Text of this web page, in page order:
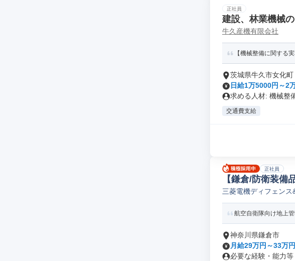
正社員
建設、林業機械
牛久産機有限会社
【機械整備に関する
茨城県牛久市女化町
日給1万5000円～2
求める人材: 機械整
交通費支給
正社員
【鎌倉/防衛装
三菱電機ディフェン
航空自衛隊向け地上
神奈川県鎌倉市
月給29万円～33万円
必要な経験・能力